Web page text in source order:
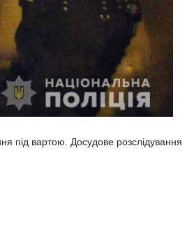
під вартою. Досудове розслідування